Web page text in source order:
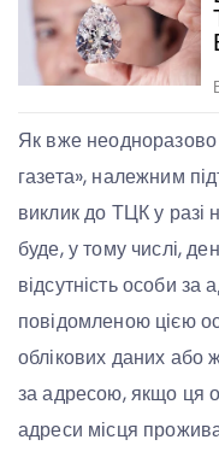
Як вже
газета», належним
виклик до ТЦК у разі
буде, у тому числі,
відсутність особи
повідомленою цією
облікових даних або
за адресою, якщо ця
адреси місця